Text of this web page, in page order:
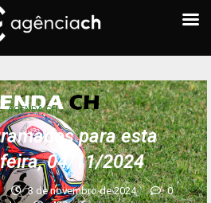
AGENDA CH
para esta
04/11/2024
3 de novembro de 2024
0